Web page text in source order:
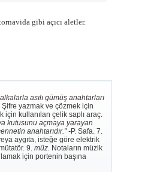
gibi açıcı aletler.
asılı gümüş anahtarları
yazmak ve çözmek için
için kullanılan çelik saplı araç.
kutusunu açmaya yarayan
anahtarıdır." -P. Safa. 7.
aygıta, isteğe göre elektrik
9. müz. Notaların müzik
için portenin başına